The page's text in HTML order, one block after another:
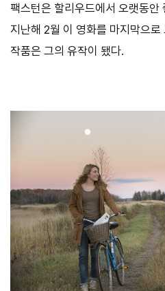
팩스턴은 할리우드에서 오랫동안
지난해 2월 이 영화를 마지막으로
작품은 그의 유작이 됐다.